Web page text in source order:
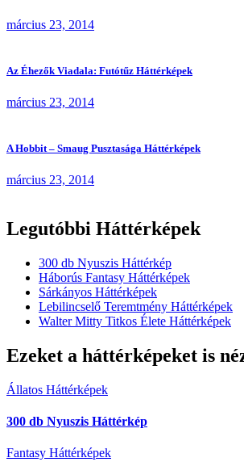
március 23, 2014
Az Éhezők Viadala: Futótűz Háttérképek
március 23, 2014
A Hobbit – Smaug Pusztasága Háttérképek
március 23, 2014
Legutóbbi Háttérképek
300 db Nyuszis Háttérkép
Háborús Fantasy Háttérképek
Sárkányos Háttérképek
Lebilincselő Teremtmény Háttérképek
Walter Mitty Titkos Élete Háttérképek
Ezeket a háttérképeket is
Állatos Háttérképek
300 db Nyuszis Háttérkép
Fantasy Háttérképek